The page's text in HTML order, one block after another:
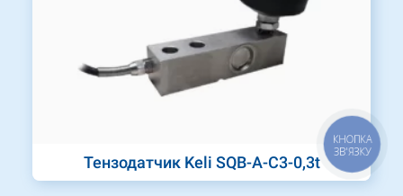
Тензодатчик Keli SQB-A-C3-0,3t
КНОПКА
ЗВ'ЯЗКУ